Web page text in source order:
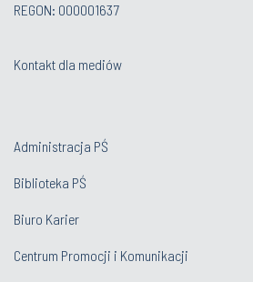
REGON: 000001637
Kontakt dla mediów
Administracja PŚ
Biblioteka PŚ
Biuro Karier
Centrum Promocji i Komunikacji